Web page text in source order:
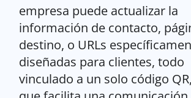
empresa puede actualizar la
información de contacto,
destino, o URLs
diseñadas para clientes, todo
vinculado a un solo código